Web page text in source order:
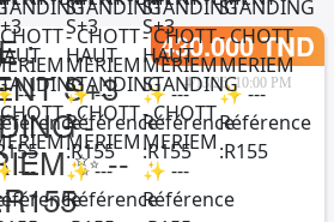
:
S+3
-
✨ --
430.000 TND
4/13/26, 10:00 PM